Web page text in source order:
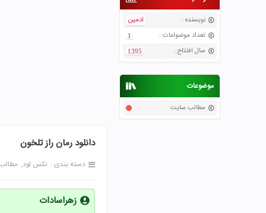
نویسنده :
ادمین
تعداد موضواعات :
1
سال افتتاح :
1395
موضوعات
مطالب سایت
دانلود رمان راز تلخون
دسته بندی : نکس لود
زهراسادات